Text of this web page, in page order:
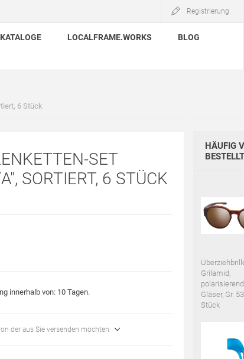
Registrierung
KATALOGE LOCALFRAME.WORKS
BLOG
6 Stück
SET
SORTIERT, 6 STÜCK
innerhalb von: 10 Tagen.
der aus Sie versenden möchten
HÄUFIG
Grilamid,
Gläser, Gr.
Stück